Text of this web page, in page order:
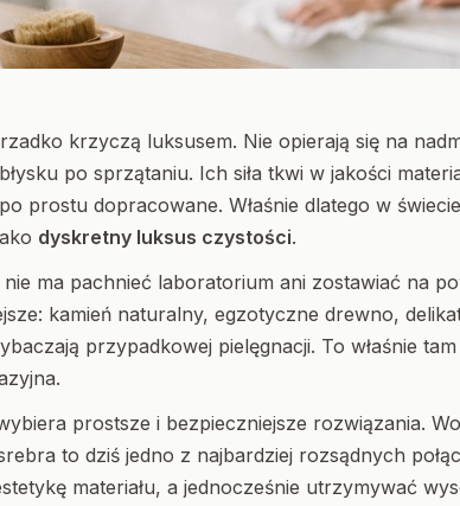
krzyczą luksusem. Nie opierają się na
po sprzątaniu. Ich siła tkwi w jakości
prostu dopracowane. Właśnie dlatego w
dyskretny luksus czystości.
ma pachnieć laboratorium ani zostawiać na
kamień naturalny, egzotyczne drewno,
przypadkowej pielęgnacji. To właśnie
prostsze i bezpieczniejsze rozwiązania.
to dziś jedno z najbardziej rozsądnych
materiału, a jednocześnie utrzymywać